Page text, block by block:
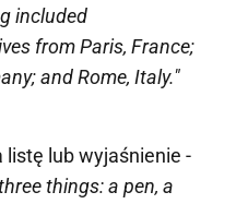
included
from Paris, France;
and Rome, Italy."
listę lub wyjaśnienie -
things: a pen, a